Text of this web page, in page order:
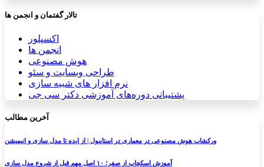
تالار گفتمان و انجمن ها
اکسپلور
انجمن ها
هوش مصنوعی
طراحی وبسایت و سئو
نرم افزار های شبیه سازی
پشتیبانی دوره‌های آموزشی دکتر سی جی
آخرین مطالب
ورکشاپ هوش مصنوعی در معماری در استانبول | از ایده تا مدل سازی و انیمیشن
آموزش اسکچاپ از صفر؛ ۱۰ اصل مهم قبل از شروع مدل سازی